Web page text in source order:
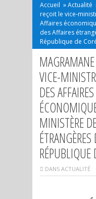
Accueil »Actualité
reçoit le vice-
Affaires
des Affaires
République de
VICE-
DES AFFAIRES
MINISTÈRE
RÉPUBLIQUE
DANS ACTUALITÉ